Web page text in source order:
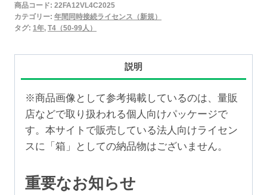
年
間
接
続
ラ
イ
セ
ス
新
商品コード: 22FA12VL4C2025
カテゴリー: 年間同時接続ライセンス（新規）
タグ: 1年, T4（50-99人）
説明
※商品画像として参考掲載しているのは、量販
店などで取り扱われる個人向けパッケージで
す。本サイトで販売している法人向けライセン
スに「箱」としての納品物はございません。
重要なお知らせ